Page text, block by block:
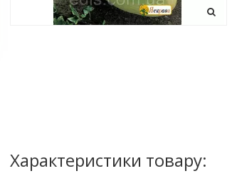
Характеристики товару: